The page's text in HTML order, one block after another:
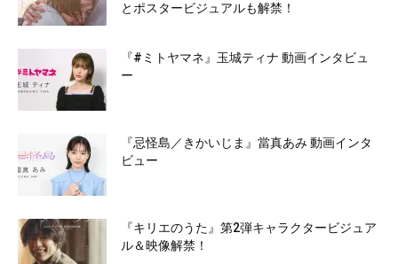
とポスタービジュアルも解禁！
『#ミトヤマネ』玉城ティナ 動画インタビュ
ー
『忌怪島／きかいじま』當真あみ 動画インタ
ビュー
『キリエのうた』第2弾キャラクタービジュア
ル＆映像解禁！